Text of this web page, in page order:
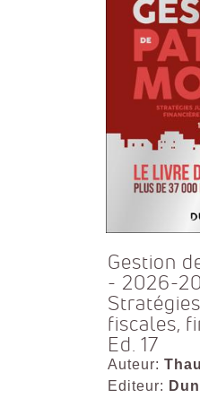
Gestion
- 2026-
fiscales,
Ed. 17
Auteur:
Editeur: